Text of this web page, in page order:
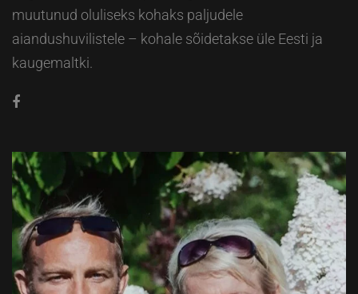
muutunud oluliseks kohaks paljudele
aiandushuvilistele – kohale sõidetakse üle Eesti ja
kaugemaltki.